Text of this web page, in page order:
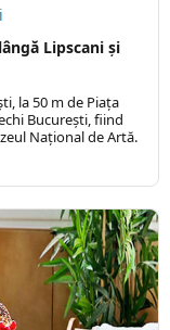
Lipscani și
la 50 m de Piața
București, fiind
Național de Artă.